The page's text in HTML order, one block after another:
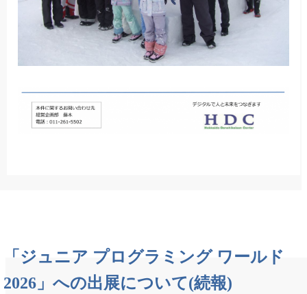
「ジュニア プログラミング ワールド
2026」への出展について(続報)